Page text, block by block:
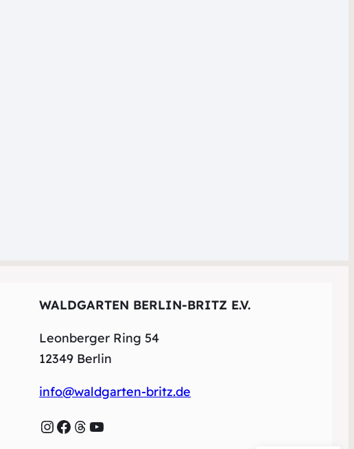
WALDGARTEN BERLIN-BRITZ E.V.
Leonberger Ring 54
12349 Berlin
info@waldgarten-britz.de
InstagramFacebook Threads YouTube